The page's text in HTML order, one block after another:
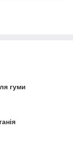
гуми